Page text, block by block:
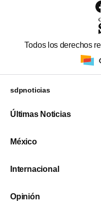
Todos los derechos
sdpnoticias
Últimas Noticias
México
Internacional
Opinión